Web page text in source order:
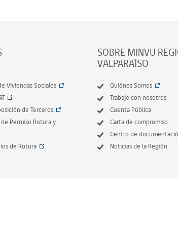
Viviendas Sociales
de Terceros
Permiso Rotura y
de Rotura
SOBRE MINVU
VALPARAÍSO
Quiénes Somos
Trabaje con nosotros
Cuenta Pública
Carta de compromiso
Centro de
Noticias de la Región